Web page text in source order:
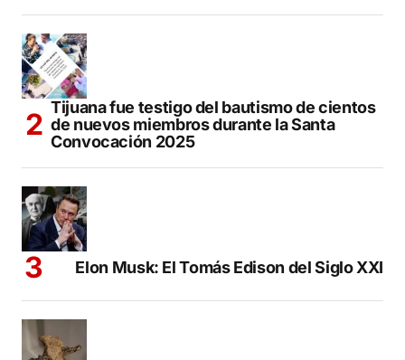
Tijuana fue testigo del bautismo de cientos
de nuevos miembros durante la Santa
Convocación 2025
Elon Musk: El Tomás Edison del Siglo XXI